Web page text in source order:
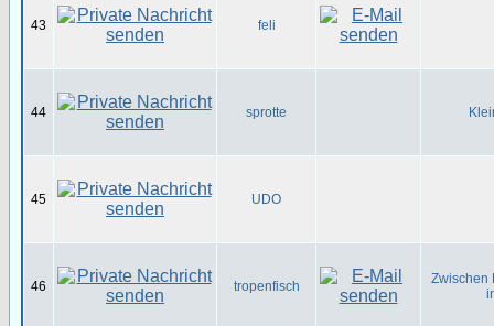
43 feli
44 sprotte
45 UDO
46 tropenfisch
Zwischen